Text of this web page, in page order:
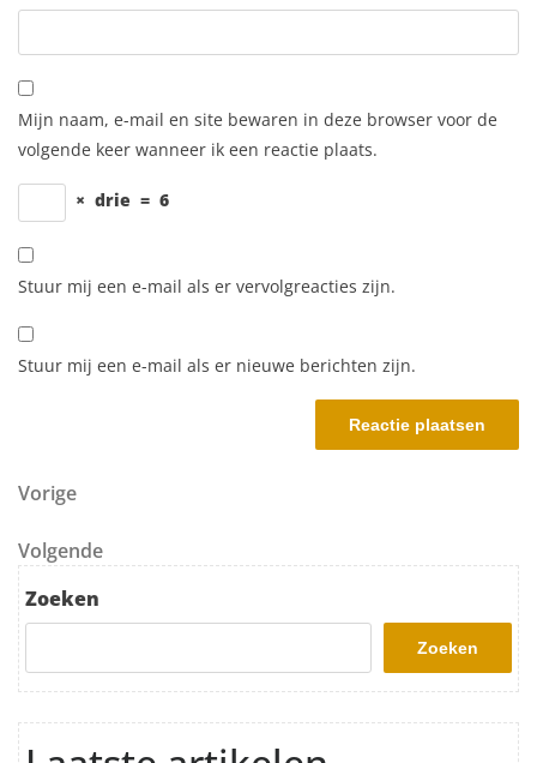
Mijn naam, e-mail en site bewaren in deze browser voor de
volgende keer wanneer ik een reactie plaats.
× drie = 6
Stuur mij een e-mail als er vervolgreacties zijn.
Stuur mij een e-mail als er nieuwe berichten zijn.
Berichtnavigatie
Vorig bericht
Vorige
Volgend bericht
Volgende
Zoeken
Zoeken